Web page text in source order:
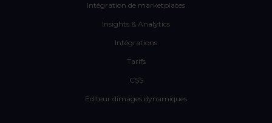
Intégration de marketplaces
Insights & Analytics
Intégrations
Tarifs
CSS
Editeur dimages dynamiques